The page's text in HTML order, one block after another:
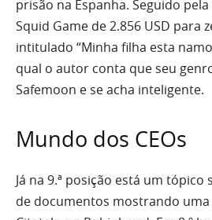
prisão na Espanha. Seguido
Squid Game de 2.856 USD para
intitulado “Minha filha esta
qual o autor conta que seu
Safemoon e se acha inteligente.
Mundo dos CEOs
Já na 9.ª posição está um
de documentos mostrando